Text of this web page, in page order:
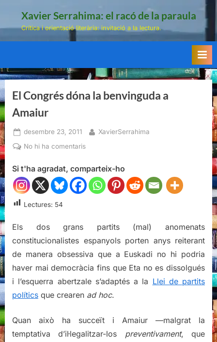
Xavier Serrahima: el racó de la paraula
Crítica i orientació literària: invitació a la lectura.
El Congrés dóna la benvinguda a
Amaiur
Posted
on
desembre 23, 2011 By
XavierSerrahima
No hi ha comentarisa
Congrés
dóna
la
Amaiur
Si t'ha agradat, comparteix-ho
Lectures: 54
Els dos grans partits (mal) anomenats
constitucionalistes espanyols porten anys reiterant
de manera obsessiva que a Euskadi no hi podria
haver mai democràcia fins que Eta no es dissolgués
i l’esquerra abertzale s’adaptés a la Llei de partits
polítics que crearen ad hoc.
Quan això ha succeït i Amaiur —malgrat la
temptativa d’il·legalitzar-los preventivament, que